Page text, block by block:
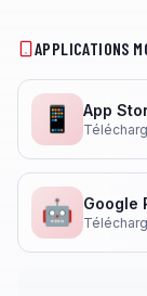
APPLICATIONS
📱 App
🤖 Google